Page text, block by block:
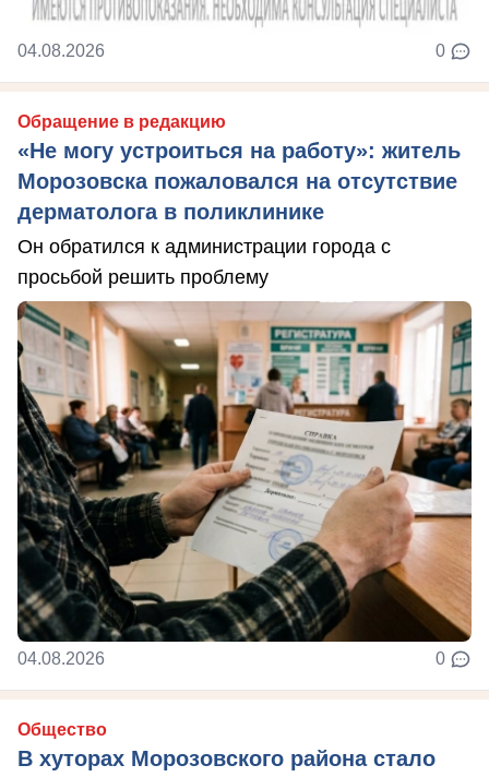
04.08.2026 0
Обращение в редакцию
«Не могу устроиться на работу»: житель
Морозовска пожаловался на отсутствие
дерматолога в поликлинике
Он обратился к администрации города с
просьбой решить проблему
04.08.2026 0
Общество
В хуторах Морозовского района стало